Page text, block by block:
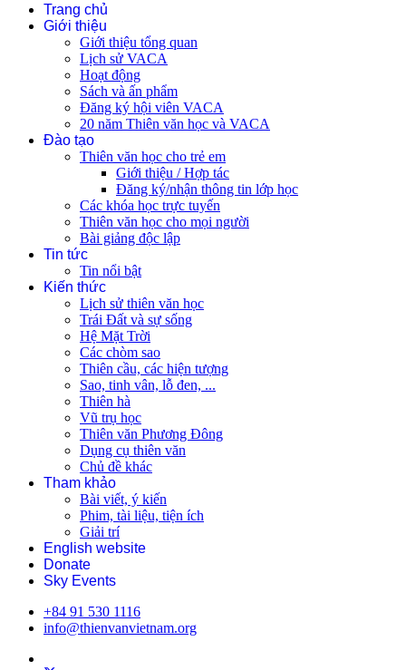
Trang chủ
Giới thiệu
Giới thiệu tổng quan
Lịch sử VACA
Hoạt động
Sách và ấn phẩm
Đăng ký hội viên VACA
20 năm Thiên văn học và VACA
Đào tạo
Thiên văn học cho trẻ em
Giới thiệu / Hợp tác
Đăng ký/nhận thông tin lớp học
Các khóa học trực tuyến
Thiên văn học cho mọi người
Bài giảng độc lập
Tin tức
Tin nổi bật
Kiến thức
Lịch sử thiên văn học
Trái Đất và sự sống
Hệ Mặt Trời
Các chòm sao
Thiên cầu, các hiện tượng
Sao, tinh vân, lỗ đen, ...
Thiên hà
Vũ trụ học
Thiên văn Phương Đông
Dụng cụ thiên văn
Chủ đề khác
Tham khảo
Bài viết, ý kiến
Phim, tài liệu, tiện ích
Giải trí
English website
Donate
Sky Events
+84 91 530 1116
info@thienvanvietnam.org